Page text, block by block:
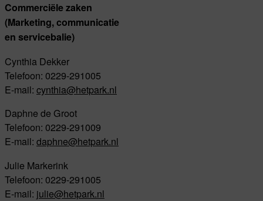
Commerciële zaken
(Marketing, communicatie
en servicebalie)
Cynthia Dekker
Telefoon: 0229-291005
E-mail: cynthia@hetpark.nl
Daphne de Groot
Telefoon: 0229-291009
E-mail: daphne@hetpark.nl
Julie Markerink
Telefoon: 0229-291005
E-mail: julie@hetpark.nl